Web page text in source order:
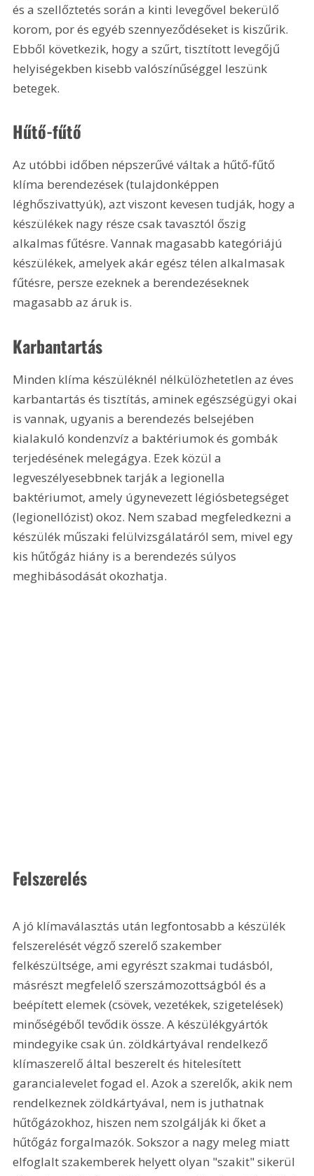
és a szellőztetés során a kinti levegővel bekerülő
korom, por és egyéb szennyeződéseket is kiszűrik.
Ebből következik, hogy a szűrt, tisztított levegőjű
helyiségekben kisebb valószínűséggel leszünk
betegek.
Hűtő-fűtő
Az utóbbi időben népszerűvé váltak a hűtő-fűtő
klíma berendezések (tulajdonképpen
léghőszivattyúk), azt viszont kevesen tudják, hogy a
készülékek nagy része csak tavasztól őszig
alkalmas fűtésre. Vannak magasabb kategóriájú
készülékek, amelyek akár egész télen alkalmasak
fűtésre, persze ezeknek a berendezéseknek
magasabb az áruk is.
Karbantartás
Minden klíma készüléknél nélkülözhetetlen az éves
karbantartás és tisztítás, aminek egészségügyi okai
is vannak, ugyanis a berendezés belsejében
kialakuló kondenzvíz a baktériumok és gombák
terjedésének melegágya. Ezek közül a
legveszélyesebbnek tarják a legionella
baktériumot, amely úgynevezett légiósbetegséget
(legionellózist) okoz. Nem szabad megfeledkezni a
készülék műszaki felülvizsgálatáról sem, mivel egy
kis hűtőgáz hiány is a berendezés súlyos
meghibásodását okozhatja.
Felszerelés
A jó klímaválasztás után legfontosabb a készülék
felszerelését végző szerelő szakember
felkészültsége, ami egyrészt szakmai tudásból,
másrészt megfelelő szerszámozottságból és a
beépített elemek (csövek, vezetékek, szigetelések)
minőségéből tevődik össze. A készülékgyártók
mindegyike csak ún. zöldkártyával rendelkező
klímaszerelő által beszerelt és hitelesített
garancialevelet fogad el. Azok a szerelők, akik nem
rendelkeznek zöldkártyával, nem is juthatnak
hűtőgázokhoz, hiszen nem szolgálják ki őket a
hűtőgáz forgalmazók. Sokszor a nagy meleg miatt
elfoglalt szakemberek helyett olyan "szakit" sikerül